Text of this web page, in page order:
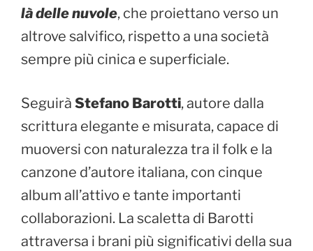
là delle nuvole, che proiettano verso un
altrove salvifico, rispetto a una società
sempre più cinica e superficiale.
Seguirà Stefano Barotti, autore dalla
scrittura elegante e misurata, capace di
muoversi con naturalezza tra il folk e la
canzone d’autore italiana, con cinque
album all’attivo e tante importanti
collaborazioni. La scaletta di Barotti
attraversa i brani più significativi della sua